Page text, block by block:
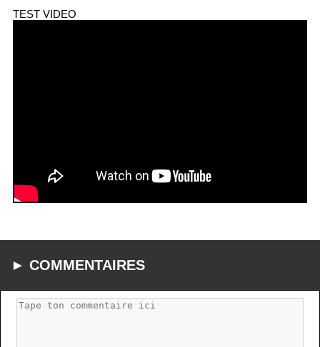
TEST VIDEO
► COMMENTAIRES